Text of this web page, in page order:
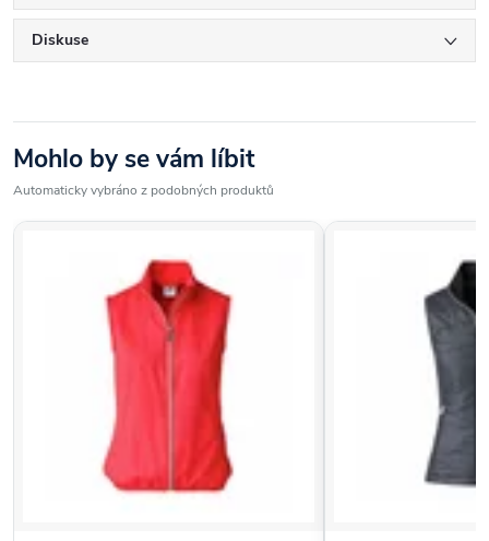
Diskuse
Mohlo by se vám líbit
Automaticky vybráno z podobných produktů